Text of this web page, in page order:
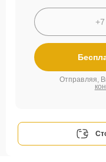
Отправляя,